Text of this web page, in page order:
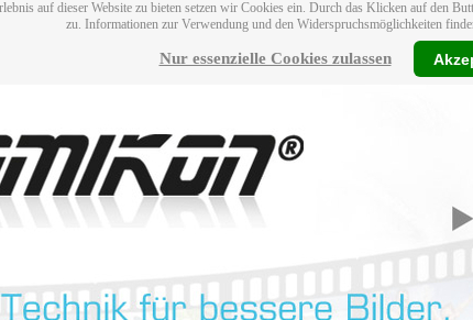
auf dieser Website zu bieten setzen wir Cookies ein. Durch das Klicken auf den
zu. Informationen zur Verwendung und den Widerspruchsmöglichkeiten
Nur essenzielle Cookies zulassen